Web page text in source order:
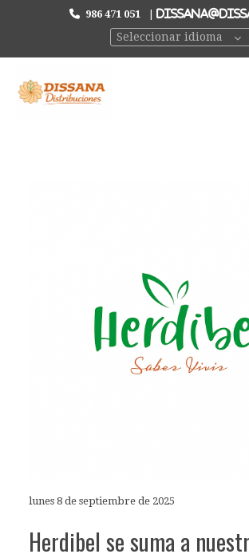
986 471 051
Seleccionar idioma
lunes 8 de septiembre de 2025
Herdibel se suma a